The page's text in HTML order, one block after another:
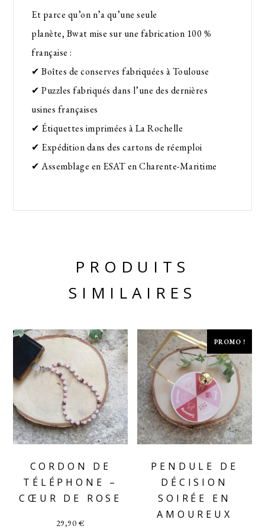
Et parce qu’on n’a qu’une seule
planète, Bwat mise sur une fabrication 100 %
française :
✔ Boîtes de conserves fabriquées à Toulouse
✔ Puzzles fabriqués dans l’une des dernières
usines françaises
✔ Étiquettes imprimées à La Rochelle
✔ Expédition dans des cartons de réemploi
✔ Assemblage en ESAT en Charente-Maritime
PRODUITS
SIMILAIRES
CORDON DE
TÉLÉPHONE –
CŒUR DE ROSE
29,90€
PROMO !
PENDULE DE
DÉCISION
SOIRÉE EN
AMOUREUX